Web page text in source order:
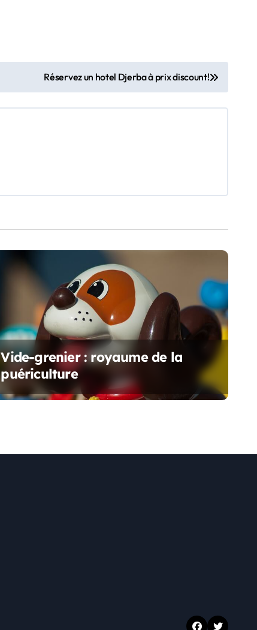
Réservez un hotel Djerba à prix discount!
Vide-grenier : royaume de la
puériculture